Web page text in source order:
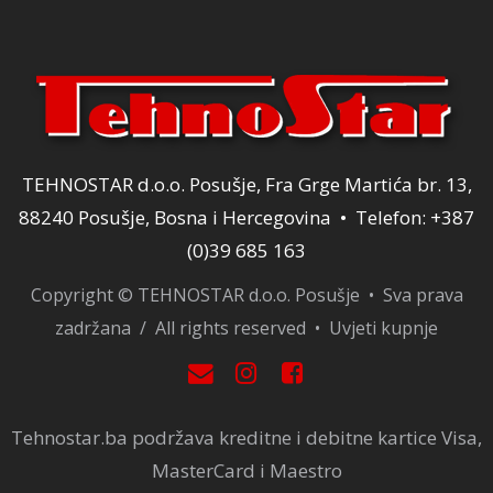
TEHNOSTAR d.o.o. Posušje, Fra Grge Martića br. 13,
88240 Posušje, Bosna i Hercegovina • Telefon: +387
(0)39 685 163
Copyright © TEHNOSTAR d.o.o. Posušje • Sva prava
zadržana / All rights reserved • Uvjeti kupnje
Tehnostar.ba podržava kreditne i debitne kartice Visa,
MasterCard i Maestro